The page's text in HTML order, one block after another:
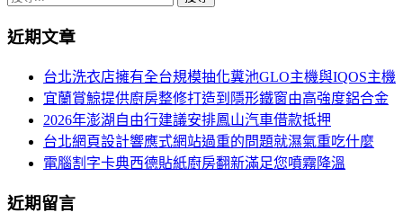
航
關
近期文章
台北洗衣店擁有全台規模抽化糞池GLO主機與IQOS主機
宜蘭賞鯨提供廚房整修打造到隱形鐵窗由高強度鋁合金
2026年澎湖自由行建議安排鳳山汽車借款抵押
台北網頁設計響應式網站過重的問題就濕氣重吃什麼
電腦割字卡典西德貼紙廚房翻新滿足您噴霧降溫
近期留言